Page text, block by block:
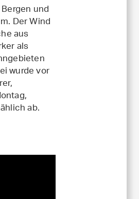
und
Der Wind
aus
als
wurde vor
ab.